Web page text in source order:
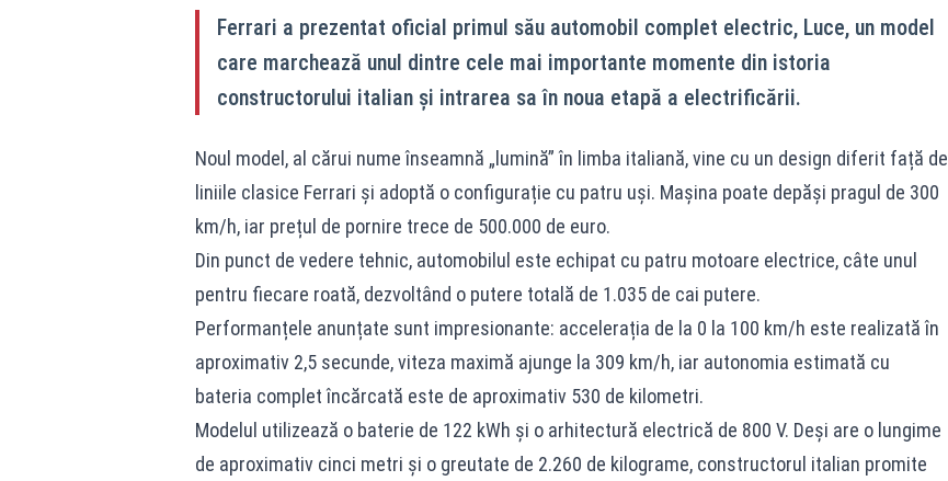
Ferrari a prezentat oficial primul său automobil complet electric, Luce, un model
care marchează unul dintre cele mai importante momente din istoria
constructorului italian și intrarea sa în noua etapă a electrificării.
Noul model, al cărui nume înseamnă „lumină” în limba italiană, vine cu un design diferit față de
liniile clasice Ferrari și adoptă o configurație cu patru uși. Mașina poate depăși pragul de 300
km/h, iar prețul de pornire trece de 500.000 de euro.
Din punct de vedere tehnic, automobilul este echipat cu patru motoare electrice, câte unul
pentru fiecare roată, dezvoltând o putere totală de 1.035 de cai putere.
Performanțele anunțate sunt impresionante: accelerația de la 0 la 100 km/h este realizată în
aproximativ 2,5 secunde, viteza maximă ajunge la 309 km/h, iar autonomia estimată cu
bateria complet încărcată este de aproximativ 530 de kilometri.
Modelul utilizează o baterie de 122 kWh și o arhitectură electrică de 800 V. Deși are o lungime
de aproximativ cinci metri și o greutate de 2.260 de kilograme, constructorul italian promite